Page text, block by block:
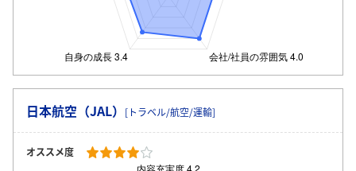
日本航空（JAL） [トラベル/航空/運輸]
オススメ度